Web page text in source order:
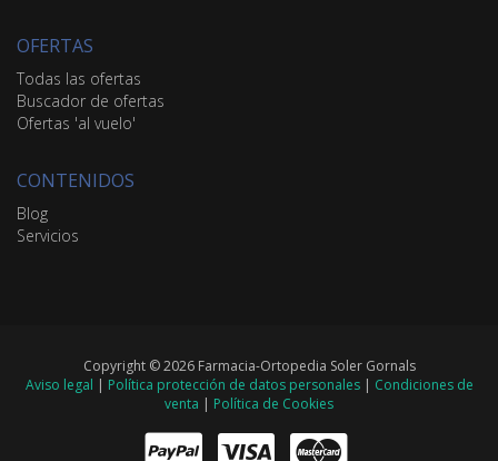
OFERTAS
Todas las ofertas
Buscador de ofertas
Ofertas 'al vuelo'
CONTENIDOS
Blog
Servicios
Copyright © 2026 Farmacia-Ortopedia Soler Gornals
Aviso legal | Política protección de datos personales| Condiciones de
venta | Política de Cookies